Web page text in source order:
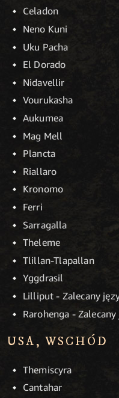
Celadon
Neno Kuni
Uku Pacha
El Dorado
Nidavellir
Vourukasha
Aukumea
Mag Mell
Plancta
Riallaro
Kronomo
Ferri
Sarragalla
Theleme
Tlillan-Tlapallan
Yggdrasil
Lilliput - Zalecany
Rarohenga -
USA, WSCHÓD
Themiscyra
Cantahar